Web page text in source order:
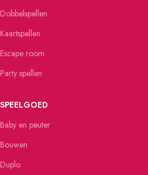
Dobbelspellen
Kaartspellen
Escape room
Party spellen
SPEELGOED
Baby en peuter
Bouwen
Duplo